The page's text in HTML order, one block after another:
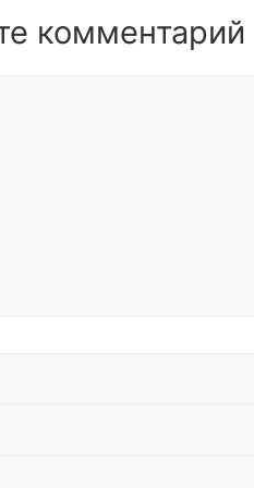
комментарий